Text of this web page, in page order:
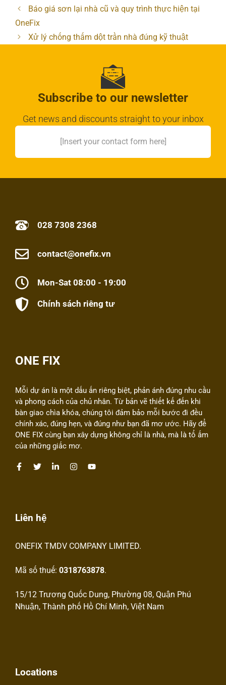
Báo giá sơn lại nhà cũ và quy trình thực hiện tại
OneFix
Xử lý chống thấm dột trần nhà đúng kỹ thuật
Subscribe to our newsletter
Get news and discounts straight to your inbox
[Insert your contact form here]
028 7308 2368
contact@onefix.vn
Mon-Sat 08:00 - 19:00
Chính sách riêng tư
ONE FIX
Mỗi dự án là một dấu ấn riêng biệt, phản ánh đúng nhu cầu
và phong cách của chủ nhân. Từ bản vẽ thiết kế đến khi
bàn giao chìa khóa, chúng tôi đảm bảo mỗi bước đi đều
chính xác, đúng hẹn, và đúng như bạn đã mơ ước. Hãy để
ONE FIX cùng bạn xây dựng không chỉ là nhà, mà là tổ ấm
của những giấc mơ.
Liên hệ
ONEFIX TMDV COMPANY LIMITED.
Mã số thuế: 0318763878.
15/12 Trương Quốc Dung, Phường 08, Quận Phú
Nhuận, Thành phố Hồ Chí Minh, Việt Nam
Locations